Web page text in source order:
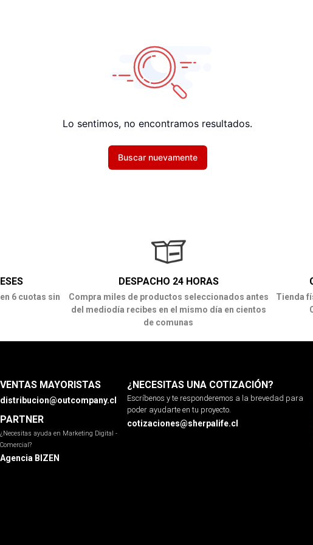
Lo sentimos, no encontramos resultados.
Buscar nuevamente
6 cuotas sin
DESPACHO 24 HORAS
Compra miles de productos seleccionados antes
del mediodía recibes en el mismo día en cientos
de comunas
Tienda
VENTAS MAYORISTAS
distribucion@outcompany.cl
PARTNER
¿Necesitas ayuda en Marketing Digital -
Comercial?
Agencia BIZEN
¿NECESITAS UNA COTIZACIÓN?
Escríbenos y te responderemos a la brevedad para
poder ayudarte en tu proyecto.
cotizaciones@sherpalife.cl